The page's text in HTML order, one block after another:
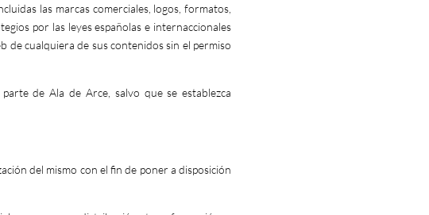
las marcas comerciales, logos, formatos,
por las leyes españolas e internaccionales
cualquiera de sus contenidos sin el permiso
de Ala de Arce, salvo que se establezca
del mismo con el fin de poner a disposición